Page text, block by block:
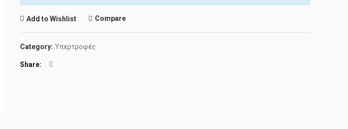
Add to Wishlist Compare
Category: Υπερτροφές
Share